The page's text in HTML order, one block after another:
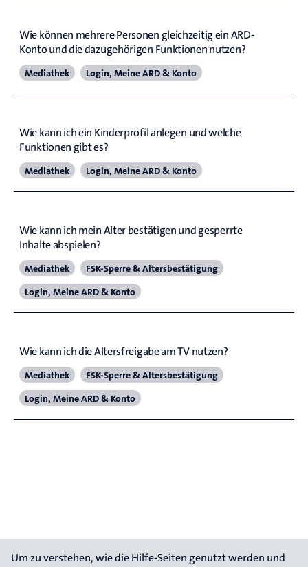
Wie können mehrere Personen gleichzeitig ein ARD-
Konto und die dazugehörigen Funktionen nutzen?
Mediathek Login, Meine ARD & Konto
Wie kann ich ein Kinderprofil anlegen und welche
Funktionen gibt es?
Mediathek Login, Meine ARD & Konto
Wie kann ich mein Alter bestätigen und gesperrte
Inhalte abspielen?
Mediathek
FSK-Sperre & Altersbestätigung
Login, Meine ARD & Konto
Wie kann ich die Altersfreigabe am TV nutzen?
Mediathek
FSK-Sperre & Altersbestätigung
Login, Meine ARD & Konto
Um zu verstehen, wie die Hilfe-Seiten genutzt werden und